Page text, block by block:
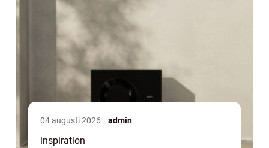
04 augusti 2026 admin
inspiration